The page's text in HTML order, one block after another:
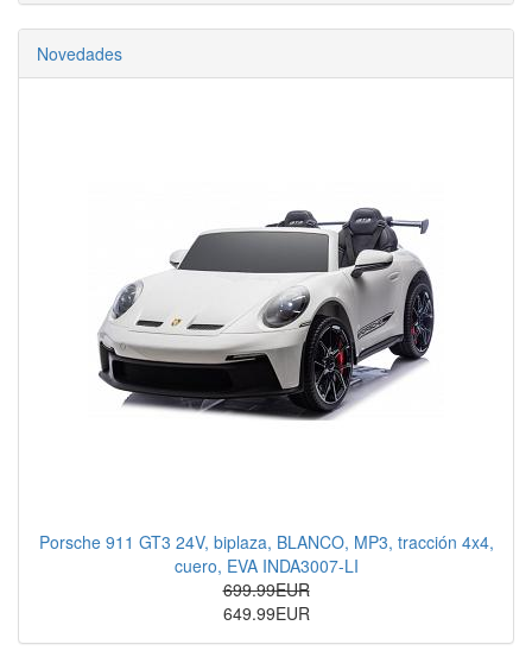
Novedades
Porsche 911 GT3 24V, biplaza, BLANCO, MP3, tracción 4x4,
cuero, EVA INDA3007-LI
699.99EUR
649.99EUR